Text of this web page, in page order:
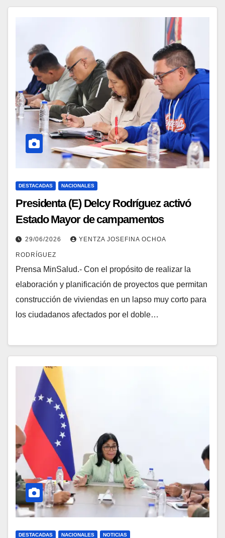
DESTACADAS NACIONALES
Presidenta (E) Delcy Rodríguez activó
Estado Mayor de campamentos
transitorios y supervisó atención en La
Guaira
29/06/2026 YENTZA JOSEFINA OCHOA
RODRÍGUEZ
Prensa MinSalud.- Con el propósito de realizar la
elaboración y planificación de proyectos que permitan
construcción de viviendas en un lapso muy corto para
los ciudadanos afectados por el doble…
DESTACADAS NACIONALES NOTICIAS